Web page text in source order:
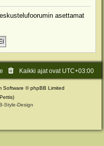
asettamat
Kaikki ajat ovat UTC+03:00
Software © phpBB Limited
Style-Design